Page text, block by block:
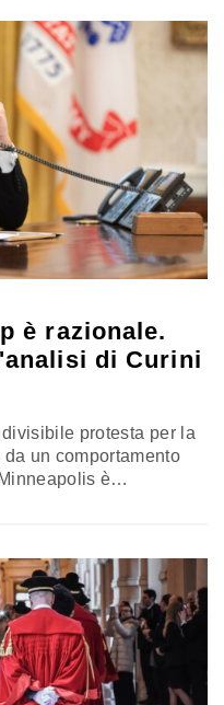
simboli. Se controlli il
è razionale.
di Curini
protesta per la
un comportamento
è
vuole però saltare